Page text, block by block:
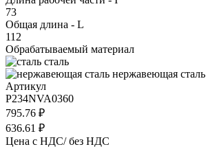
73
Общая длина - L
112
Обрабатываемый материал
сталь
нержавеющая сталь
Артикул
P234NVA0360
795.76 ₽
636.61 ₽
Цена с НДС/ без НДС